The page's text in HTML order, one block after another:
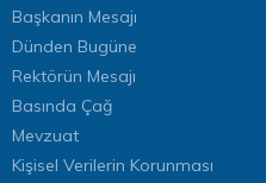
Başkanın Mesajı
Dünden Bugüne
Rektörün Mesajı
Basında Çağ
Mevzuat
Kişisel Verilerin Korunması